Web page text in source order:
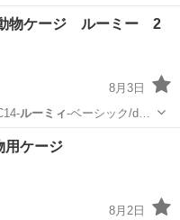
… 土を使用 2階はルーミィ
他
物ケージ ルーミー 2
8月3日
C14-ルーミィ-ベーシック/d…
用ケージ
8月2日